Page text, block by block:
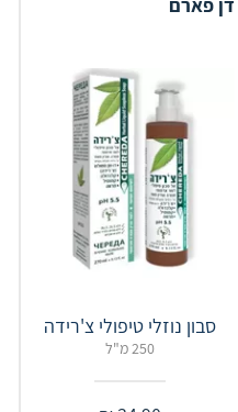
סבון נוזלי טיפולי צ'רידה
250 מ"ל